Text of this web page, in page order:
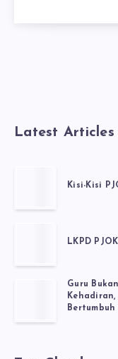
Latest Articles
Kisi-Kisi
LKPD
Guru
Bertumbuh